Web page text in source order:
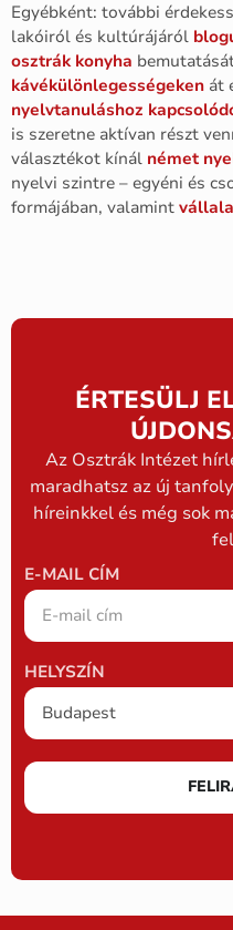
Egyébként: további
lakóiról és kultúrájáról
osztrák konyha
kávékülönlegességeken át
nyelvtanuláshoz
is szeretne aktívan részt
választékot kínál német
nyelvi szintre – egyéni és
formájában, valamint
ÉRTESÜLJ
Az Osztrák Intézet
maradhatsz az új
híreinkkel és még sok
E-MAIL CÍM
HELYSZÍN